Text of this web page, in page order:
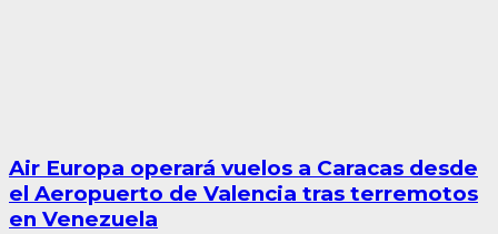
Air Europa operará vuelos a Caracas desde
el Aeropuerto de Valencia tras terremotos
en Venezuela